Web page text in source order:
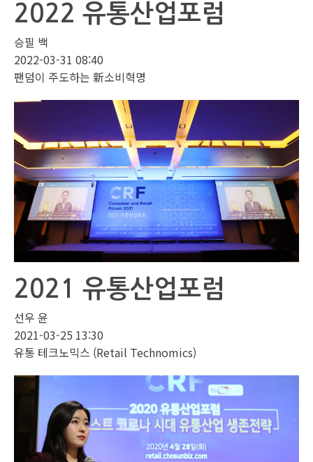
2022 유통산업포럼
승필 백
2022-03-31 08:40
팬덤이 주도하는 新소비혁명
2021 유통산업포럼
선우 윤
2021-03-25 13:30
유통 테크노믹스 (Retail Technomics)